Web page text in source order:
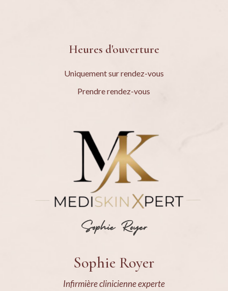
Heures d'ouverture
Uniquement sur rendez-vous
Prendre rendez-vous
Sophie Royer
Infirmière clinicienne experte